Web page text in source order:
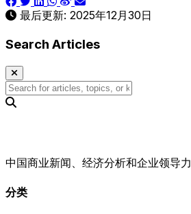
最后更新: 2025年12月30日
Search Articles
中国商业新闻、经济分析和企业领导力
分类